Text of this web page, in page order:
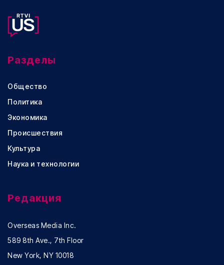
Разделы
Общество
Политика
Экономика
Происшествия
Культура
Наука и технологии
Редакция
Overseas Media Inc.
589 8th Ave., 7th Floor
New York, NY 10018